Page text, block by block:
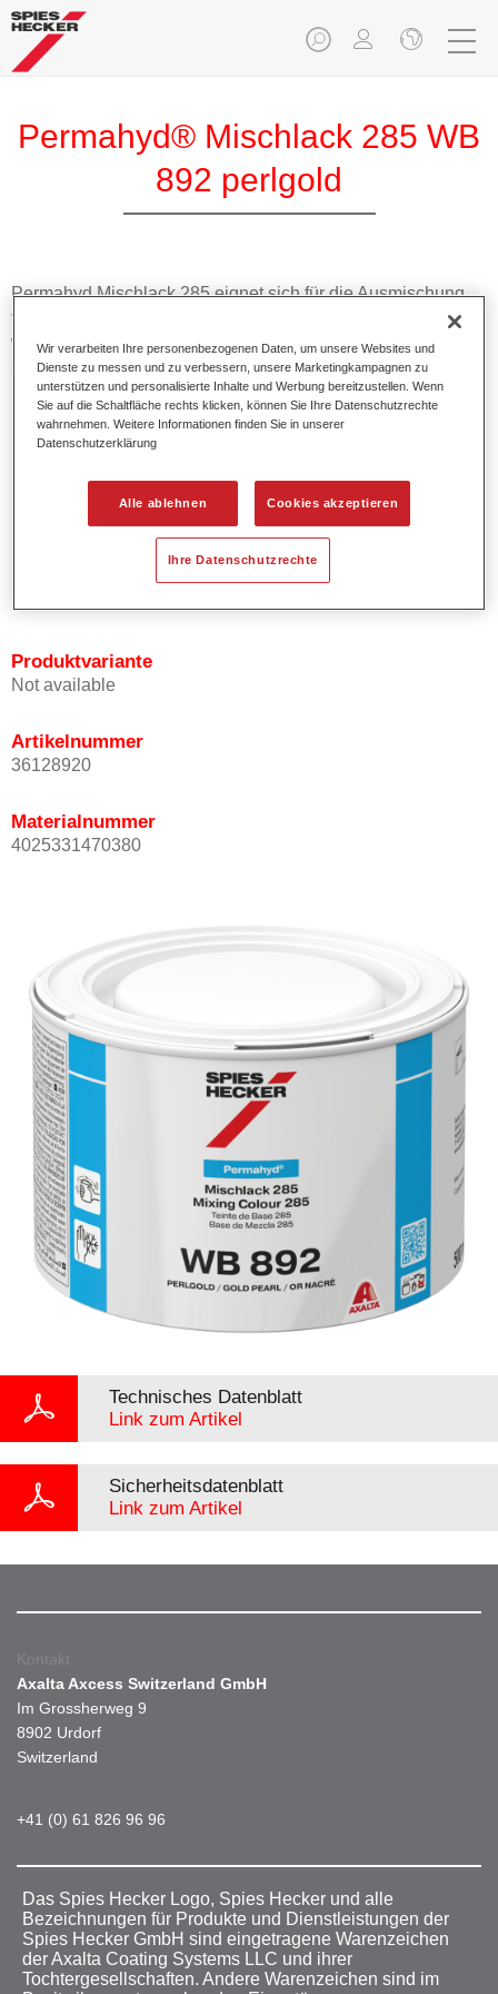
Permahyd® Mischlack 285 WB
892 perlgold
Permahyd Mischlack 285 eignet sich für die Ausmischung
von Permahyd Perlmutt Basislack 285, einem hochwertigen
wasserverdünnbaren Basislacksystem. Es basiert auf einer
speziellen PU-Dispersionstechnologie für Uni- und
Effektlackierungen.
Produktmerkmale
1,5 Spritzgängen.
Bietet ein gutes Standvermögen.
Verfügt über ein hohes Deckvermögen.
Besitzt eine hohe Farbtongenauigkeit.
Produktvariante
Not available
Artikelnummer
36128920
Materialnummer
4025331470380
Technisches Datenblatt
Link zum Artikel
Sicherheitsdatenblatt
Link zum Artikel
Kontakt
Axalta Axcess Switzerland GmbH
Im Grossherweg 9
8902 Urdorf
Switzerland
+41 (0) 61 826 96 96
Das Spies Hecker Logo, Spies Hecker und alle
Bezeichnungen für Produkte und Dienstleistungen der
Spies Hecker GmbH sind eingetragene Warenzeichen
der Axalta Coating Systems LLC und ihrer
Tochtergesellschaften. Andere Warenzeichen sind im
Wir verarbeiten Ihre personenbezogenen Daten, um unsere Websites und
Dienste zu messen und zu verbessern, unsere Marketingkampagnen zu
unterstützen und personalisierte Inhalte und Werbung bereitzustellen. Wenn
Sie auf die Schaltfläche rechts klicken, können Sie Ihre Datenschutzrechte
wahrnehmen. Weitere Informationen finden Sie in unserer
Datenschutzerklärung
Alle ablehnen Cookies akzeptieren
Ihre Datenschutzrechte